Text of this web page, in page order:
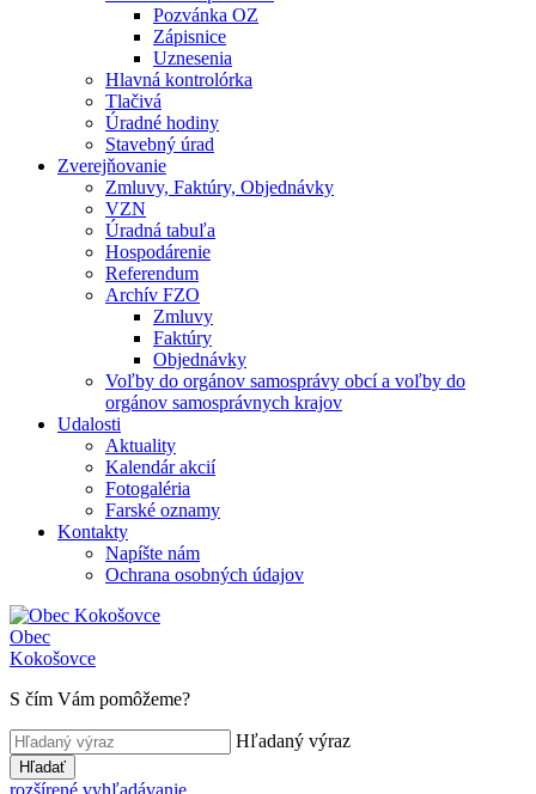
Pozvánka OZ
Zápisnice
Uznesenia
Hlavná kontrolórka
Tlačivá
Úradné hodiny
Stavebný úrad
Zverejňovanie
Zmluvy, Faktúry, Objednávky
VZN
Úradná tabuľa
Hospodárenie
Referendum
Archív FZO
Zmluvy
Faktúry
Objednávky
Voľby do orgánov samosprávy obcí a voľby do
orgánov samosprávnych krajov
Udalosti
Aktuality
Kalendár akcií
Fotogaléria
Farské oznamy
Kontakty
Napíšte nám
Ochrana osobných údajov
Obec
Kokošovce
S čím Vám pomôžeme?
Hľadaný výraz
Hľadať
rozšírené vyhľadávanie